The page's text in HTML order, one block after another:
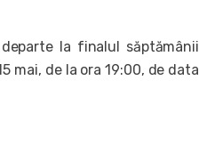
la finalul săptămânii
mai, de la ora 19:00, de data